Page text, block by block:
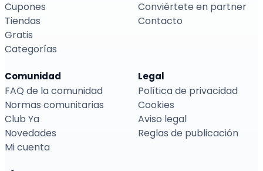
Cupones
Tiendas
Gratis
Categorías
Conviértete en partner
Contacto
Comunidad
FAQ de la comunidad
Normas comunitarias
Club Ya
Novedades
Mi cuenta
Legal
Política de privacidad
Cookies
Aviso legal
Reglas de publicación